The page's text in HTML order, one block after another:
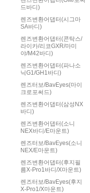
드바디)
렌즈변환어댑터(시그마
SA바디)
렌즈변환어댑터(콘탁스/
라이카/리코GXR/마미
야/M42바디)
렌즈변환어댑터(파나소
닉G1/GH1바디)
렌즈터보/BavEyes(마이
크로포써드)
렌즈변환어댑터(삼성NX
바디)
렌즈변환어댑터(소니
NEX바디/E마운트)
렌즈터보/BavEyes(소니
NEX/E마운트)
렌즈변환어댑터(후지필
름X-Pro1바디/X마운트)
렌즈터보/BavEyes(후지
X-Pro1/X마운트)